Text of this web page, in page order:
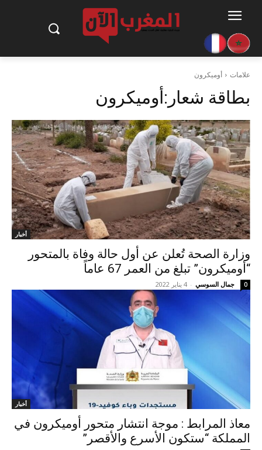
علامات أوميكرون
بطاقة شعار:أوميكرون
أخبار
وزارة الصحة تُعلن عن أول حالة وفاة بالمتحور
“أوميكرون” تبلغ من العمر 67 عاماً
جمال السوسي - 4 يناير 2022 0
أخبار
معاذ المرابط : موجة انتشار متحور أوميكرون في
المملكة “ستكون الأسرع والأقصر”